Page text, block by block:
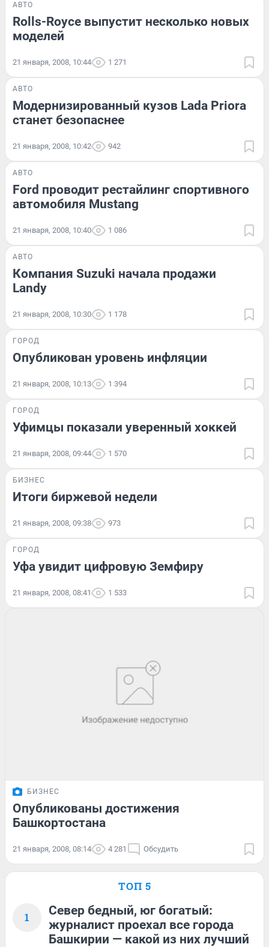
АВТО
Rolls-Royce выпустит несколько новых
моделей
21 января, 2008, 10:44 1 271
АВТО
Модернизированный кузов Lada Priora
станет безопаснее
21 января, 2008, 10:42 942
АВТО
Ford проводит рестайлинг спортивного
автомобиля Mustang
21 января, 2008, 10:40 1 086
АВТО
Компания Suzuki начала продажи
Landy
21 января, 2008, 10:30 1 178
ГОРОД
Опубликован уровень инфляции
21 января, 2008, 10:13 1 394
ГОРОД
Уфимцы показали уверенный хоккей
21 января, 2008, 09:44 1 570
БИЗНЕС
Итоги биржевой недели
21 января, 2008, 09:38 973
ГОРОД
Уфа увидит цифровую Земфиру
21 января, 2008, 08:41 1 533
БИЗНЕС
Опубликованы достижения
Башкортостана
21 января, 2008, 08:14 4 281 Обсудить
ТОП 5
1
Север бедный, юг богатый:
журналист проехал все города
Башкирии — какой из них лучший